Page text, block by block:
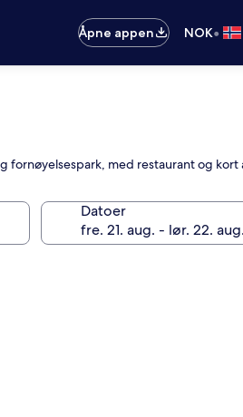
Åpne appen NOK•
med restaurant og
Datoer